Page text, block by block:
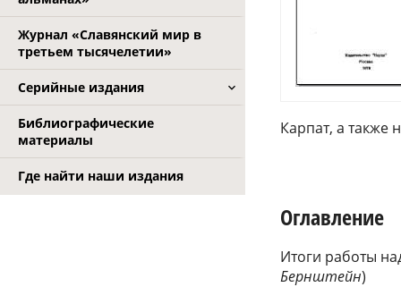
Журнал «Славянский мир в
третьем тысячелетии»
Серийные издания
Библиографические
материалы
Где найти наши издания
Карпат, а также
Оглавление
Итоги работы
Бернштейн)